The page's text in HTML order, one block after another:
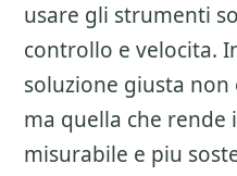
usare gli strumenti
controllo e velocita.
soluzione giusta
ma quella che rende
misurabile e piu